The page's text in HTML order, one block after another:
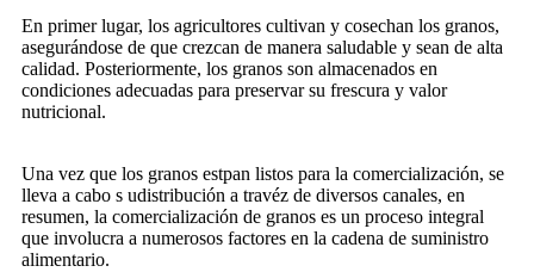
En primer lugar, los agricultores cultivan y cosechan los granos,
asegurándose de que crezcan de manera saludable y sean de alta
calidad. Posteriormente, los granos son almacenados en
condiciones adecuadas para preservar su frescura y valor
nutricional.
Una vez que los granos estpan listos para la comercialización, se
lleva a cabo s udistribución a travéz de diversos canales, en
resumen, la comercialización de granos es un proceso integral
que involucra a numerosos factores en la cadena de suministro
alimentario.